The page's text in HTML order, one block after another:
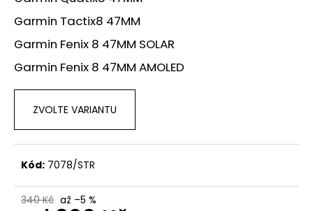
Garmin Tactix8 47MM
Garmin Fenix 8 47MM SOLAR
Garmin Fenix 8 47MM AMOLED
ZVOLTE VARIANTU
Kód: 7078/STR
340 Kč až –5 %